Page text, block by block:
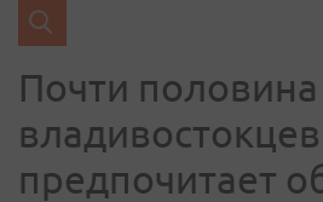
Почти половина
владивостокцев
предпочитает